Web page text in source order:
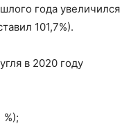
года увеличился
101,7%).
в 2020 году
%);